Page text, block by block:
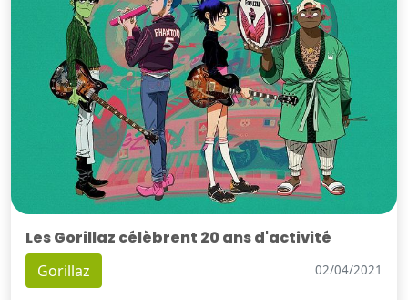
Les Gorillaz célèbrent 20 ans d'activité
Gorillaz 02/04/2021